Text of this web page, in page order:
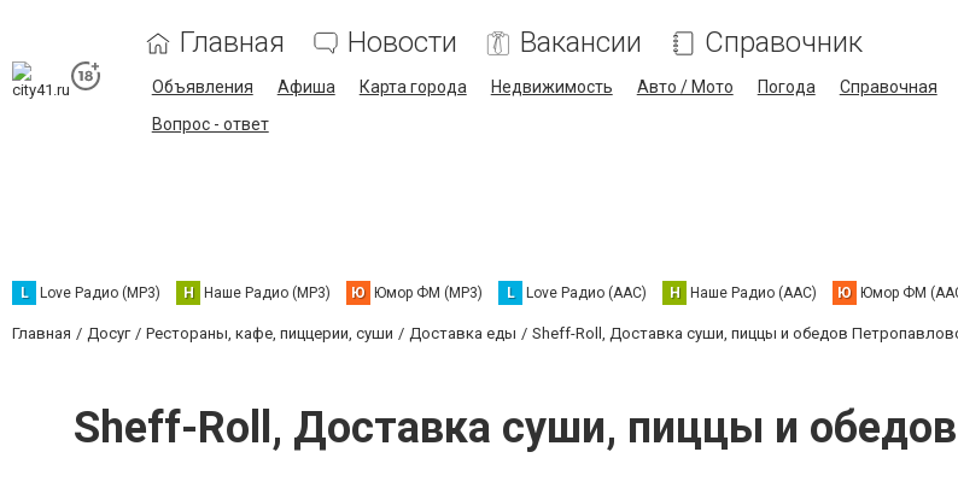
Главная Новости Вакансии Справочник
Объявления Афиша Карта города Недвижимость Авто / Мото Погода Справочная
Вопрос - ответ
L Love Радио (MP3) Н Наше Радио (MP3) Ю Юмор ФМ (MP3) L Love Радио (AAC) Н Наше Радио (AAC) Ю Юмор ФМ
Главная Досуг Рестораны, кафе, пиццерии, суши Доставка еды Sheff-Roll, Доставка суши, пиццы и обедов
Sheff-Roll, Доставка суши, пиццы и